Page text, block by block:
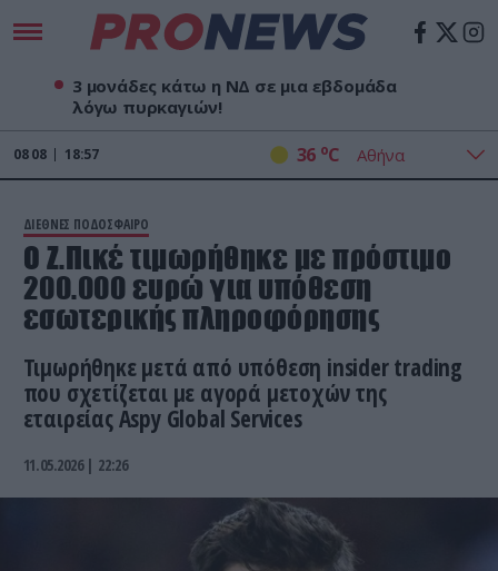
3 μονάδες κάτω η ΝΔ σε μια εβδομάδα
λόγω πυρκαγιών!
08 08 18:57 36 oC
ΔΙΕΘΝΕΣ ΠΟΔΟΣΦΑΙΡΟ
Ο Ζ.Πικέ τιμωρήθηκε με πρόστιμο
200.000 ευρώ για υπόθεση
εσωτερικής πληροφόρησης
Τιμωρήθηκε μετά από υπόθεση insider trading
που σχετίζεται με αγορά μετοχών της
εταιρείας Aspy Global Services
11.05.2026 | 22:26